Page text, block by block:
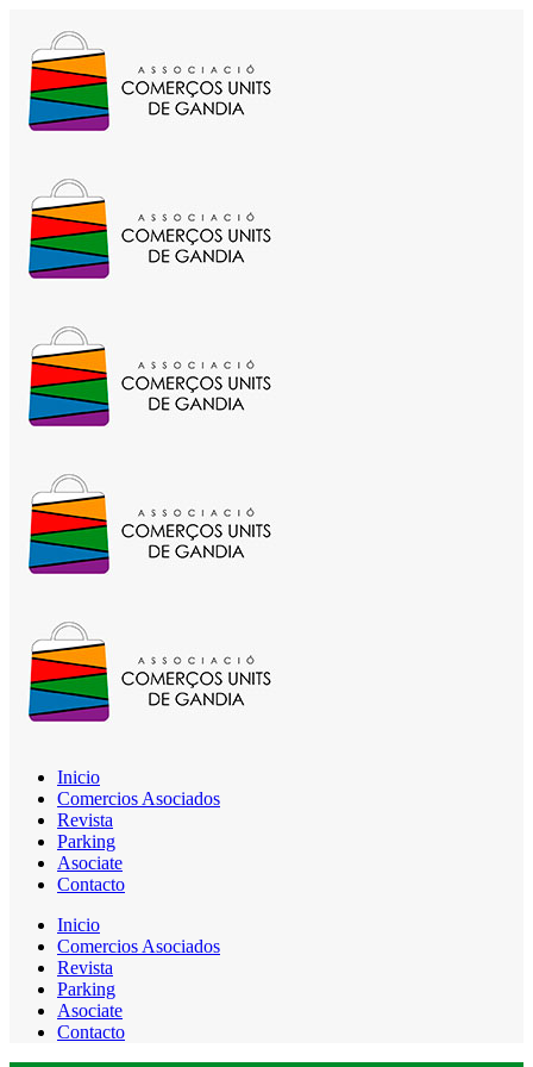
Inicio
Comercios Asociados
Revista
Parking
Asociate
Contacto
Inicio
Comercios Asociados
Revista
Parking
Asociate
Contacto